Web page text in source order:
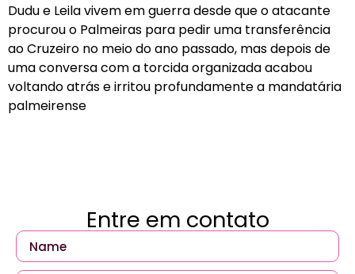
Dudu e Leila vivem em guerra desde que o atacante
procurou o Palmeiras para pedir uma transferência
ao Cruzeiro no meio do ano passado, mas depois de
uma conversa com a torcida organizada acabou
voltando atrás e irritou profundamente a mandatária
palmeirense
Entre em contato